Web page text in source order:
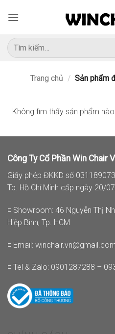
qua
dung
Tìm
kiếm:
Trang chủ / Sản phẩm
Không tìm thấy sản phẩm
Công Ty Cổ Phần Win Chair
Giấy phép ĐKKD số
Tp. Hồ Chí Minh cấp ngày 20/
◽ Showroom: 46 Nguyễn Thị
Hiệp Bình, Tp. HCM
◽ Email:
◽ Tel & Zalo: 0901287288 –